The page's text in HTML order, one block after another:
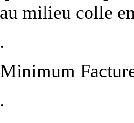
au milieu colle
.
Minimum
.